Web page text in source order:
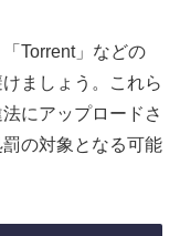
Torrent」などの
ましょう。これら
にアップロードさ
の対象となる可能